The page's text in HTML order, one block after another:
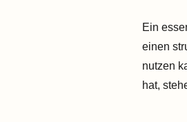
Ein
einen
nutzen
hat,